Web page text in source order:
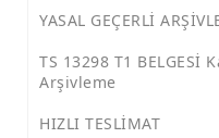
YASAL GEÇERLİ
TS 13298 T1 BELGESİ
Arşivleme
HIZLI TESLİMAT